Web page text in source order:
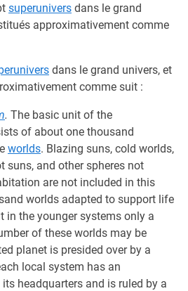
superunivers dans le grand
approximativement comme
dans le grand univers, et
comme suit :
. The basic unit of the
of about one thousand
worlds. Blazing suns, cold worlds,
suns, and other spheres not
are not included in this
worlds adapted to support life
in the younger systems only a
of these worlds may be
planet is presided over by a
local system has an
headquarters and is ruled by a